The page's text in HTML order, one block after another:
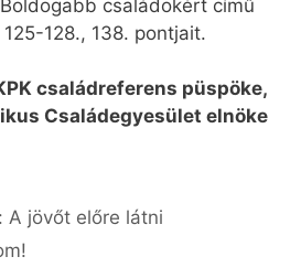
családokért című
128., 138. pontjait.
családreferens püspöke,
Családegyesület elnöke
A jövőt előre látni